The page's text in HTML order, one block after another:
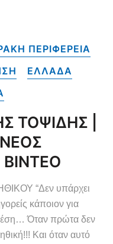
ΠΕΡΙΦΕΡΕΙΑ
ΕΛΛΑΔΑ
ΤΟΨΙΔΗΣ |
“Δεν υπάρχει
κάποιον για
Όταν πρώτα δεν
Και όταν αυτό